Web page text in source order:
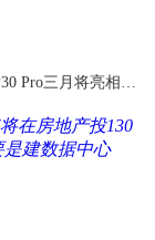
Pro三月将亮相巴